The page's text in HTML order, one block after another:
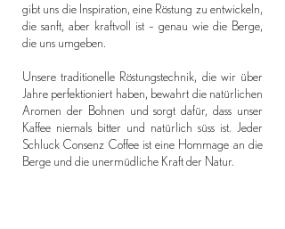
gibt uns die Inspiration, eine Röstung zu entwickeln,
die sanft, aber kraftvoll ist – genau wie die Berge,
die uns umgeben.
Unsere traditionelle Röstungstechnik, die wir über
Jahre perfektioniert haben, bewahrt die natürlichen
Aromen der Bohnen und sorgt dafür, dass unser
Kaffee niemals bitter und natürlich süss ist. Jeder
Schluck Consenz Coffee ist eine Hommage an die
Berge und die unermüdliche Kraft der Natur.